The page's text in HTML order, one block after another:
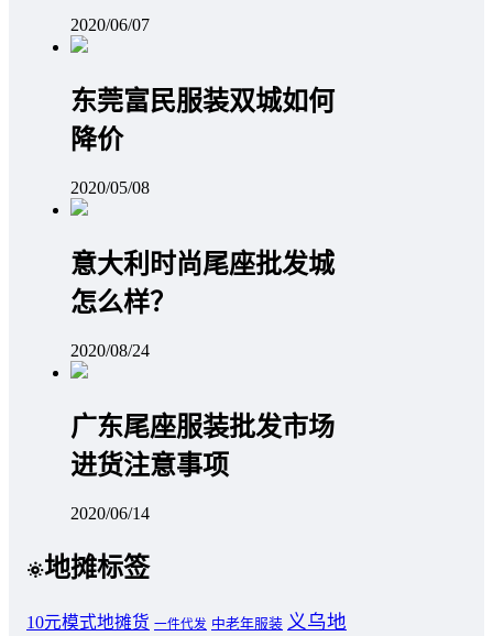
2020/06/07
东莞富民服装双城如何
降价
2020/05/08
意大利时尚尾座批发城
怎么样？
2020/08/24
广东尾座服装批发市场
进货注意事项
2020/06/14
地摊标签
10元模式地摊货 一件代发 中老年服装 义乌地